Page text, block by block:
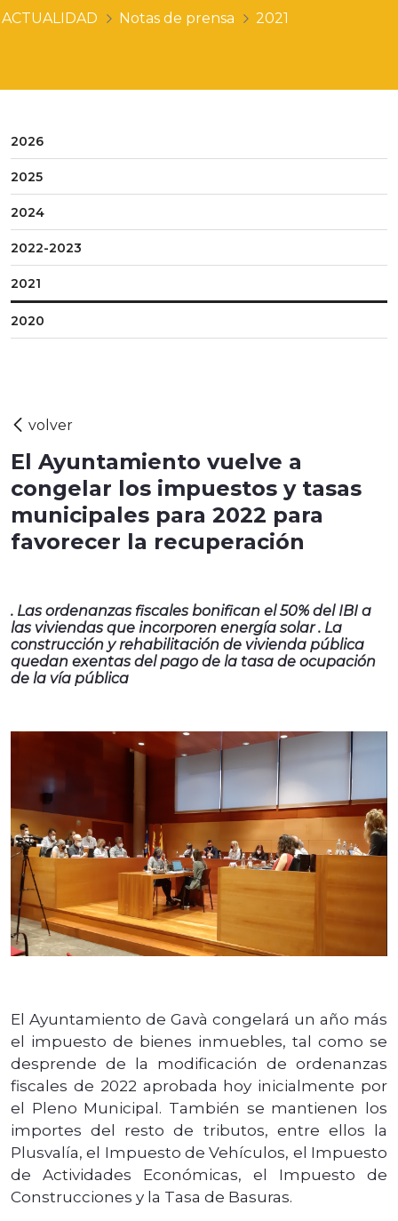
ACTUALIDAD Notas de prensa 2021
2026
2025
2024
2022-2023
2021
2020
El Ayuntamiento vuelve a
congelar los impuestos y tasas
municipales para 2022 para
favorecer la recuperación
. Las ordenanzas fiscales bonifican el 50% del IBI a
las viviendas que incorporen energía solar . La
construcción y rehabilitación de vivienda pública
quedan exentas del pago de la tasa de ocupación
de la vía pública
El Ayuntamiento de Gavà congelará un año más
el impuesto de bienes inmuebles, tal como se
desprende de la modificación de ordenanzas
fiscales de 2022 aprobada hoy inicialmente por
el Pleno Municipal. También se mantienen los
importes del resto de tributos, entre ellos la
Plusvalía, el Impuesto de Vehículos, el Impuesto
de Actividades Económicas, el Impuesto de
Construcciones y la Tasa de Basuras.